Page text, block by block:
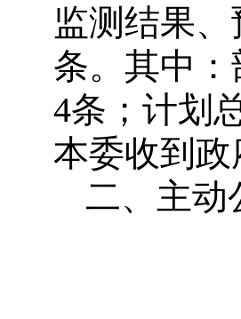
监测结果
条。其中
4条；计划
本委收到
二、主动